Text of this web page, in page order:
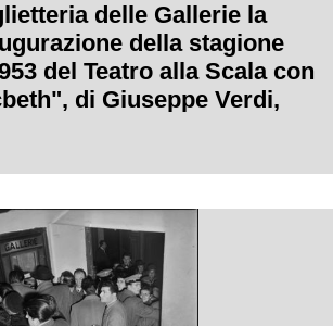
delle Gallerie la
della stagione
del Teatro alla Scala con
di Giuseppe Verdi,